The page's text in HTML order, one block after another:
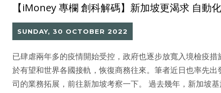
【iMoney 專欄 創科解碼】新加坡更渴求 自動
SUNDAY, 30 OCTOBER 2022
已肆虐兩年多的疫情開始受控，政府也逐步放寬入境檢疫措
於有望和世界各國接軌，恢復商務往來。筆者近日也率先出
司的業務拓展，前往新加坡考察一下。 過去幾年，新加坡